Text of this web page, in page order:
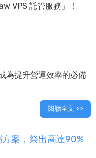
VPS 託管服務」！
為提升營運效率的必備
閱讀全文 >>
案，祭出高達90%